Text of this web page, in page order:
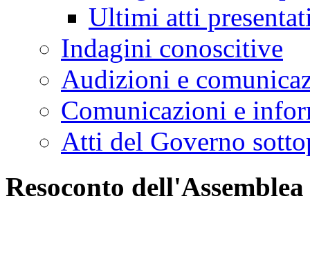
Ultimi atti
Indagini conoscitive
Audizioni e
Comunicazioni e
Atti del Governo
Resoconto dell'Assemblea